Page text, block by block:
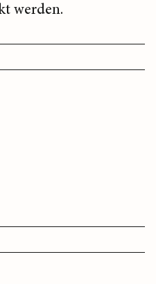
werden.